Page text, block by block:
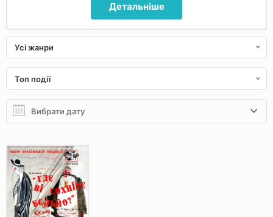
Детальніше
Усі жанри
Топ події